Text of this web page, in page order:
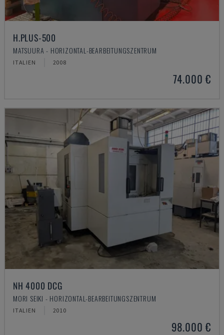
H.PLUS-500
MATSUURA - HORIZONTAL-BEARBEITUNGSZENTRUM
ITALIEN 2008
74.000 €
NH 4000 DCG
MORI SEIKI - HORIZONTAL-BEARBEITUNGSZENTRUM
ITALIEN 2010
98.000 €